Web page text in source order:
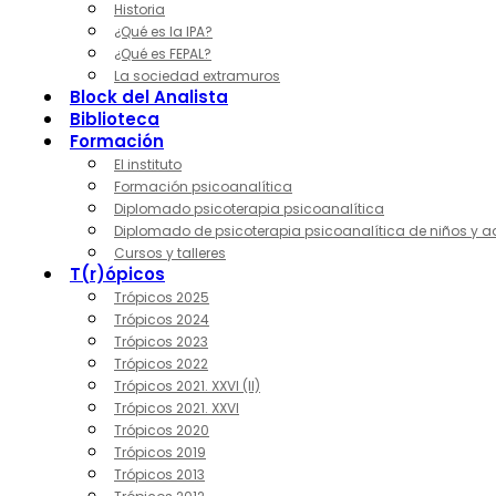
Historia
¿Qué es la IPA?
¿Qué es FEPAL?
La sociedad extramuros
Block del Analista
Biblioteca
Formación
El instituto
Formación psicoanalítica
Diplomado psicoterapia psicoanalítica
Diplomado de psicoterapia psicoanalítica de niños y
Cursos y talleres
T(r)ópicos
Trópicos 2025
Trópicos 2024
Trópicos 2023
Trópicos 2022
Trópicos 2021. XXVI (II)
Trópicos 2021. XXVI
Trópicos 2020
Trópicos 2019
Trópicos 2013